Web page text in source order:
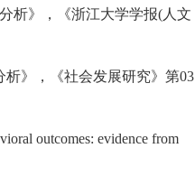
析》，《浙江大学学报( 人文
》，《社会发展研究》第03
outcomes: evidence from